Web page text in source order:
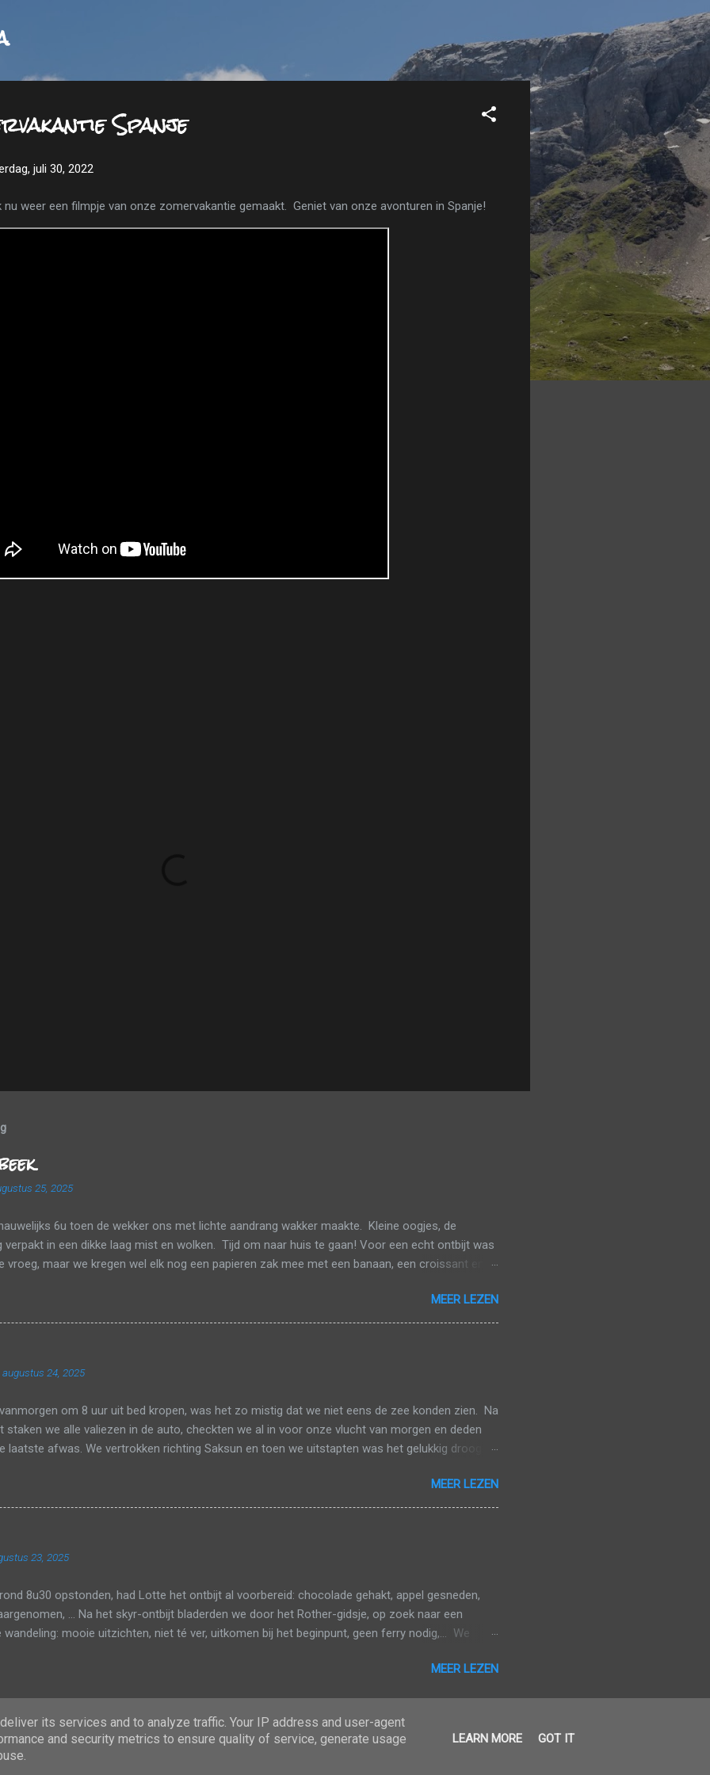
Spanje
juli 30, 2022
weer een filmpje van onze zomervakantie gemaakt. Geniet van onze avonturen in Spanje!
25, 2025
6u toen de wekker ons met lichte aandrang wakker maakte. Kleine oogjes, de
verpakt in een dikke laag mist en wolken. Tijd om naar huis te gaan! Voor een echt ontbijt was
vroeg, maar we kregen wel elk nog een papieren zak mee met een banaan, een croissant en
mee te pikken. Een laatste tankbeurt, de huurauto inleveren en dan gaan aanschuiven. De
bestaat uit één enkele terminal en er was één rij om aan te schuiven. Toen we van onze
waren verlost, gingen we nog magneten en een breiboek kopen en daarna geraakten we redelijk
veiligheidscontrole. Het zicht was gelukkig goed genoeg om op het geplande uur te
Nu ja, we hadden wel meer dan tijd genoeg in Parijs om de TGV te halen. In Brussel-Zuid
MEER LEZEN
augustus 24, 2025
om 8 uur uit bed kropen, was het zo mistig dat we niet eens de zee konden zien. Na
staken we alle valiezen in de auto, checkten we al in voor onze vlucht van morgen en deden
laatste afwas. We vertrokken richting Saksun en toen we uitstapten was het gelukkig droog.
liepen langs de rivier en het zicht was goed genoeg om links en rechts van ons de groene
kunnen zien. In de verte zagen we het meer. Toen we dicht bij de rivier waren, gooiden we er
stenen in. Bij het meer liepen we op het strand. Bij hoogtij kan je hier niet verder, maar
het bijna laagtij was, konden wij nog een hele eind verder wandelen langs het strand. Ze
nog een laatste keer genieten van de mooie uitzichten. Daarna reden we nog naar een ander
MEER LEZEN
23, 2025
8u30 opstonden, had Lotte het ontbijt al voorbereid: chocolade gehakt, appel gesneden,
... Na het skyr-ontbijt bladerden we door het Rother-gidsje, op zoek naar een
wandeling: mooie uitzichten, niet té ver, uitkomen bij het beginpunt, geen ferry nodig,... We
als gisteren, alleen waren we er al bij het derde eiland, Borðoy. In de baai van Árnafjørður
een poortje door en de beklimming ging van start. Het was een heel steil pad door grasland
waarbij we ons moesten oriënteren op (te) lage rode paaltjes, die nauwelijks opvielen en soms
MEER LEZEN
Mogelijk gemaakt door Blogger
its services and to analyze traffic. Your IP address and user-agent
and security metrics to ensure quality of service, generate usage
LEARN MORE GOT IT